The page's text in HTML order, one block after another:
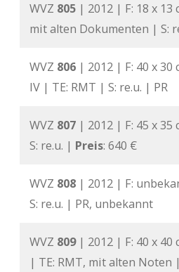
WVZ 805 | 2012 | F: 18 x 13
mit alten Dokumenten | S:
WVZ 806 | 2012 | F: 40 x
IV | TE: RMT | S: re.u. | PR
WVZ 807 | 2012 | F: 45 x 35
S: re.u. | Preis: 640 €
WVZ 808 | 2012 | F:
S: re.u. | PR, unbekannt
WVZ 809| 2012 | F: 40 x 40
| TE: RMT, mit alten Noten